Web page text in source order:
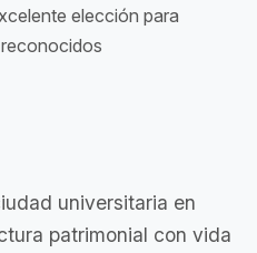
elección para
universitaria en
patrimonial con vida